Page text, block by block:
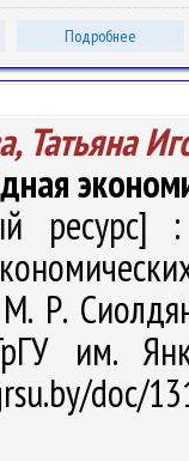
Подробнее
Татьяна
ресурс]
Р.
им.
doc/